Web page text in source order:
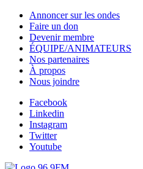
Annoncer sur les ondes
Faire un don
Devenir membre
ÉQUIPE/ANIMATEURS
Nos partenaires
À propos
Nous joindre
Facebook
Linkedin
Instagram
Twitter
Youtube